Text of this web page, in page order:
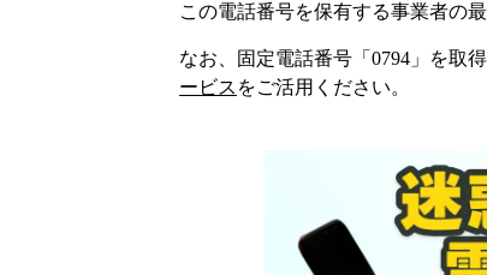
この電話番号を保有する事業者の
なお、固定電話番号「 0794 」を取
ービス をご活用ください。